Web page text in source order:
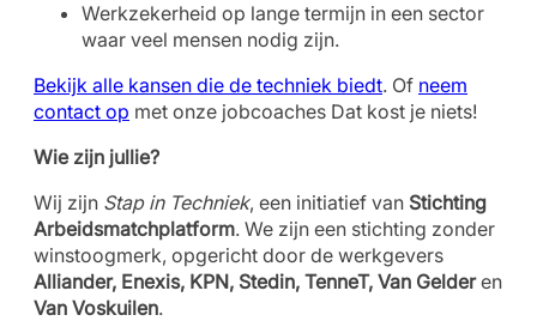
Werkzekerheid op lange termijn in een sector
waar veel mensen nodig zijn.
Bekijk alle kansen die de techniek biedt. Of neem
contact op met onze jobcoaches Dat kost je niets!
Wie zijn jullie?
Wij zijn Stap in Techniek, een initiatief van Stichting
Arbeidsmatchplatform. We zijn een stichting zonder
winstoogmerk, opgericht door de werkgevers
Alliander, Enexis, KPN, Stedin, TenneT, Van Gelderen
Van Voskuilen.